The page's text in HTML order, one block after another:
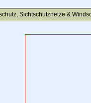
Sichtschutznetze &